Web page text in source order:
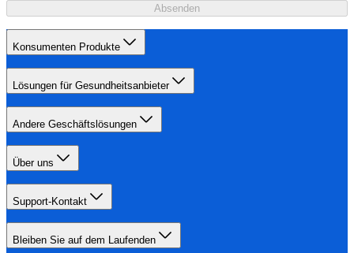
Absenden
Konsumenten Produkte
Lösungen für Gesundheitsanbieter
Andere Geschäftslösungen
Über uns
Support-Kontakt
Bleiben Sie auf dem Laufenden